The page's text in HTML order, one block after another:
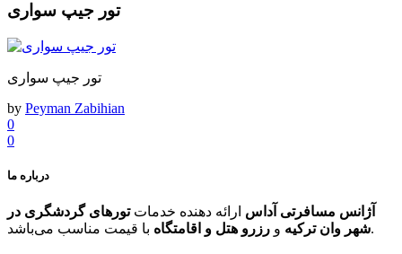
تور جیپ سواری
تور جیپ سواری
by Peyman Zabihian
0
0
درباره ما
آژانس مسافرتی آداس ارائه دهنده خدماتتورهای گردشگری در
شهر وان ترکیه و رزرو هتل و اقامتگاه با قیمت مناسب می‌باشد.